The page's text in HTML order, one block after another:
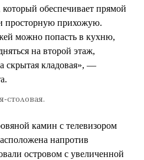
который обеспечивает прямой
просторную прихожую.
можно попасть в кухню,
на второй этаж,
скрытая кладовая», —
столовая.
камин с телевизором
напротив
островом с увеличенной